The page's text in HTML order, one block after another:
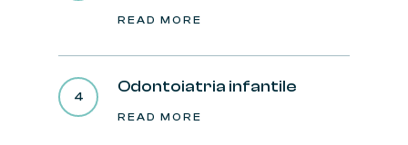
READ MORE
Odontoiatria infantile
READ MORE